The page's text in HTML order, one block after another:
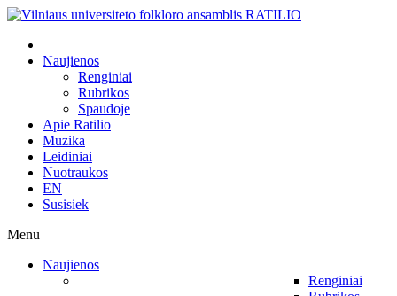
Naujienos
Renginiai
Rubrikos
Spaudoje
Apie Ratilio
Muzika
Leidiniai
Nuotraukos
EN
Susisiek
Menu
Naujienos
Renginiai